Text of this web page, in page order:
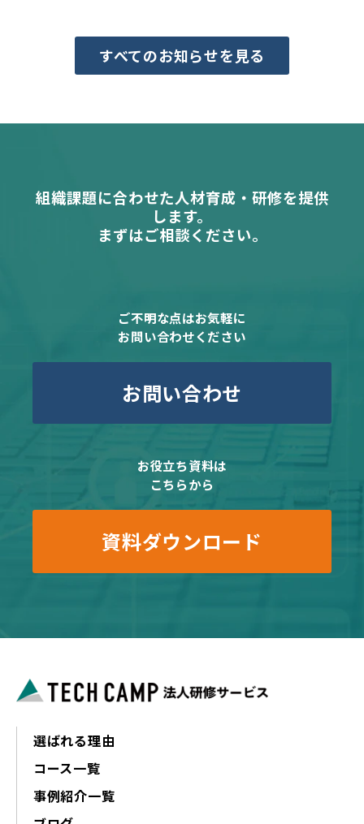
すべてのお知らせを見る
組織課題に合わせた人材育成・研修を提供
します。
まずはご相談ください。
ご不明な点はお気軽に
お問い合わせください
お問い合わせ
お役立ち資料は
こちらから
資料ダウンロード
選ばれる理由
コース一覧
事例紹介一覧